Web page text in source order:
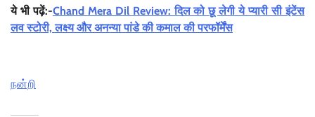
ये भी पढ़ें:-Chand Mera Dil Review: दिल को छू लेगी ये प्यारी सी इंटेंस
लव स्टोरी, लक्ष्य और अनन्या पांडे की कमाल की परफॉर्मेंस
நன்றி